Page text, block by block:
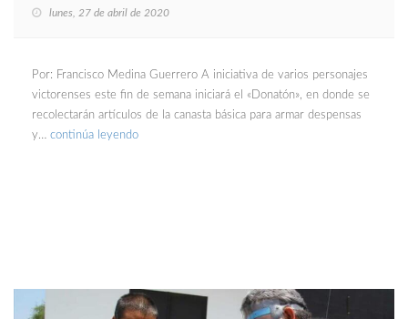
lunes, 27 de abril de 2020
Por: Francisco Medina Guerrero A iniciativa de varios personajes
victorenses este fin de semana iniciará el «Donatón», en donde se
recolectarán artículos de la canasta básica para armar despensas
y… continúa leyendo